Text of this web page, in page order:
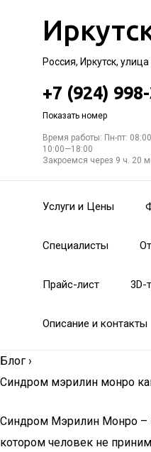
Россия, Иркутск,
+7 (924)
Показать номер
Время работы: Пн-пт:
10:00—18:00
Закроемся через 9 ч. 20
Услуги и Цены
Специалисты
Прайс-лист 3D-
Описание и контакты
Блог ›
Синдром мэрилин монро
Синдром Мэрилин Монро –
котором человек не